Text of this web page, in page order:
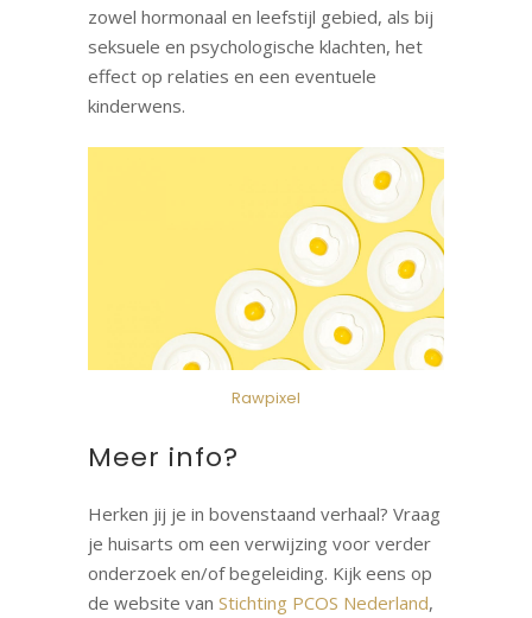
zowel hormonaal en leefstijl gebied, als bij
seksuele en psychologische klachten, het
effect op relaties en een eventuele
kinderwens.
Rawpixel
Meer info?
Herken jij je in bovenstaand verhaal? Vraag
je huisarts om een verwijzing voor verder
onderzoek en/of begeleiding. Kijk eens op
de website van Stichting PCOS Nederland,